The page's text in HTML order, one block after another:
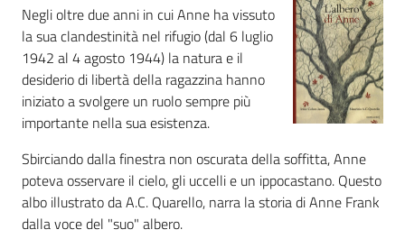
Scopri
i
contenuti
Risorse
online
Negli oltre due anni in cui Anne ha vissuto
la sua clandestinità nel rifugio (dal 6 luglio
1942 al 4 agosto 1944) la natura e il
desiderio di libertà della ragazzina hanno
iniziato a svolgere un ruolo sempre più
importante nella sua esistenza.
Sbirciando dalla finestra non oscurata della soffitta, Anne
poteva osservare il cielo, gli uccelli e un ippocastano. Questo
albo illustrato da A.C. Quarello, narra la storia di Anne Frank
dalla voce del "suo" albero.